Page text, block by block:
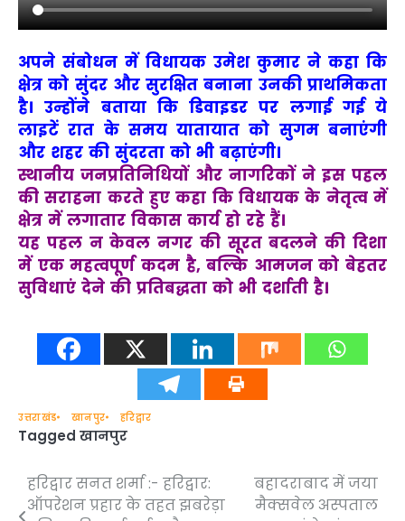
अपने संबोधन में विधायक उमेश कुमार ने कहा कि
क्षेत्र को सुंदर और सुरक्षित बनाना उनकी प्राथमिकता
है। उन्होंने बताया कि डिवाइडर पर लगाई गई ये
लाइटें रात के समय यातायात को सुगम बनाएंगी
और शहर की सुंदरता को भी बढ़ाएंगी।
स्थानीय जनप्रतिनिधियों और नागरिकों ने इस पहल
की सराहना करते हुए कहा कि विधायक के नेतृत्व में
क्षेत्र में लगातार विकास कार्य हो रहे हैं।
यह पहल न केवल नगर की सूरत बदलने की दिशा
में एक महत्वपूर्ण कदम है, बल्कि आमजन को बेहतर
सुविधाएं देने की प्रतिबद्धता को भी दर्शाती है।
उत्तराखंड खानपुर हरिद्वार
Tagged खानपुर
Post
हरिद्वार सनत शर्मा :- हरिद्वार:
ऑपरेशन प्रहार के तहत झबरेड़ा
बहादराबाद में जया
मैक्सवेल अस्पताल